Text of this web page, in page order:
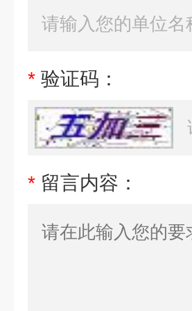
* 验证码：
* 留言内容：